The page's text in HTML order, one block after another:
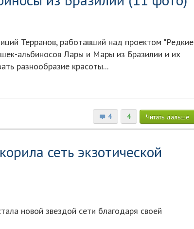
Терранов, работавший над проектом "Редкие
альбиносов Лары и Мары из Бразилии и их
разнообразие красоты...
4 4 Читать дальше
сеть экзотической
новой звездой сети благодаря своей